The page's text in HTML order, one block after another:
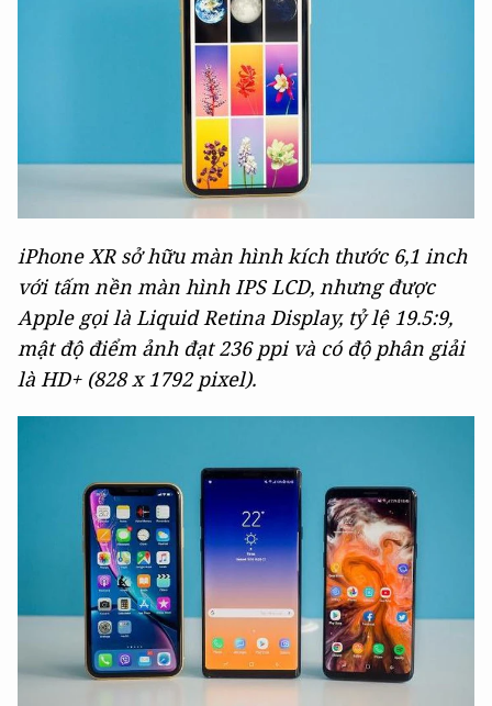
iPhone XR sở hữu màn hình kích thước 6,1 inch
với tấm nền màn hình IPS LCD, nhưng được
Apple gọi là Liquid Retina Display, tỷ lệ 19.5:9,
mật độ điểm ảnh đạt 236 ppi và có độ phân giải
là HD+ (828 x 1792 pixel).